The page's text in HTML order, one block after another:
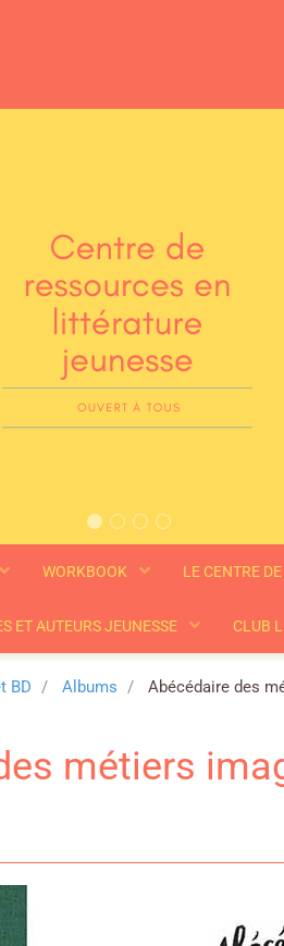
WORKBOOK LE CENTRE
ET AUTEURS JEUNESSE CLUB
BD Albums Abécédaire des
métiers